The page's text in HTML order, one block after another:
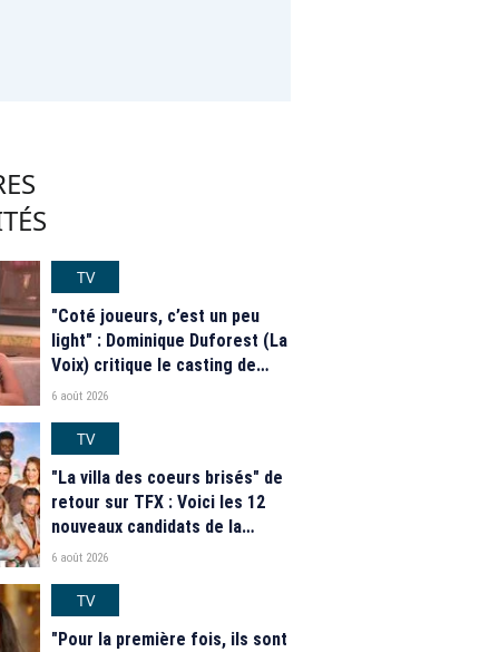
TV
"Coté joueurs, c’est un peu
light" : Dominique Duforest (La
Voix) critique le casting de
"Secret Story" 2026
6 août 2026
TV
"La villa des coeurs brisés" de
retour sur TFX : Voici les 12
nouveaux candidats de la
saison 2026
6 août 2026
TV
"Pour la première fois, ils sont